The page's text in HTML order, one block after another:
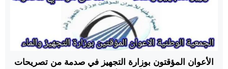
الأعوان المؤقتون بوزارة التجهيز في صدمة من تصريحات